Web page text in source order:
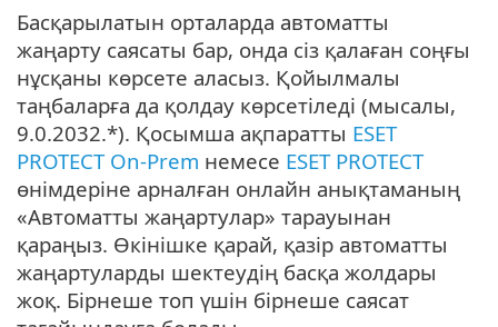
Басқарылатын орталарда автоматты
жаңарту саясаты бар, онда сіз қалаған соңғы
нұсқаны көрсете аласыз. Қойылмалы
таңбаларға да қолдау көрсетіледі (мысалы,
9.0.2032.*). Қосымша ақпаратты ESET
PROTECT On-Prem немесе ESET PROTECT
өнімдеріне арналған онлайн анықтаманың
«Автоматты жаңартулар» тарауынан
қараңыз. Өкінішке қарай, қазір автоматты
жаңартуларды шектеудің басқа жолдары
жоқ. Бірнеше топ үшін бірнеше саясат